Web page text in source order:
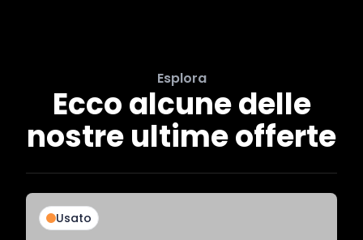
Esplora
Ecco alcune delle
nostre ultime offerte
Usato